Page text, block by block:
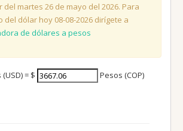
del martes 26 de mayo del 2026. Para
del dólar hoy 08-08-2026 dirígete a
de dólares a pesos
= $ Pesos (COP)